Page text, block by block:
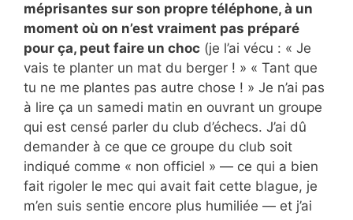
méprisantes sur son propre téléphone, à un
moment où on n’est vraiment pas préparé
pour ça, peut faire un choc (je l’ai vécu : « Je
vais te planter un mat du berger ! » « Tant que
tu ne me plantes pas autre chose ! » Je n’ai pas
à lire ça un samedi matin en ouvrant un groupe
qui est censé parler du club d’échecs. J’ai dû
demander à ce que ce groupe du club soit
indiqué comme « non officiel » — ce qui a bien
fait rigoler le mec qui avait fait cette blague, je
m’en suis sentie encore plus humiliée — et j’ai